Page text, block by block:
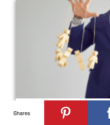
Ha valaki így kér
Shares